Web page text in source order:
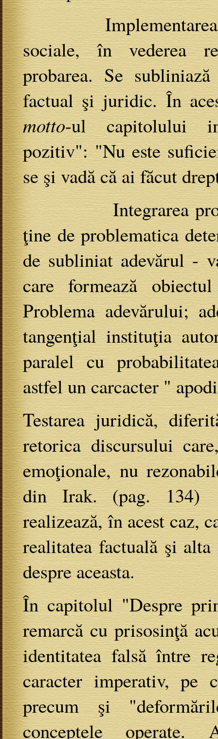
Implementarea
sociale, în vederea
probarea. Se
factual şi juridic. În
motto-ul capitolului
pozitiv": "Nu este
se şi vadă că ai făcut
Integrarea
ţine de problematica
de subliniat adevărul -
care formează
Problema adevărului;
tangenţial instituţia
paralel cu
astfel un carcacter "
Testarea juridică,
retorica discursului
emoţionale, nu
din Irak. (pag. 134)
realizează, în acest caz,
realitatea factuală şi alta
despre aceasta.
În capitolul "Despre
remarcă cu prisosinţă
identitatea falsă între
caracter imperativ, pe
precum şi
conceptele